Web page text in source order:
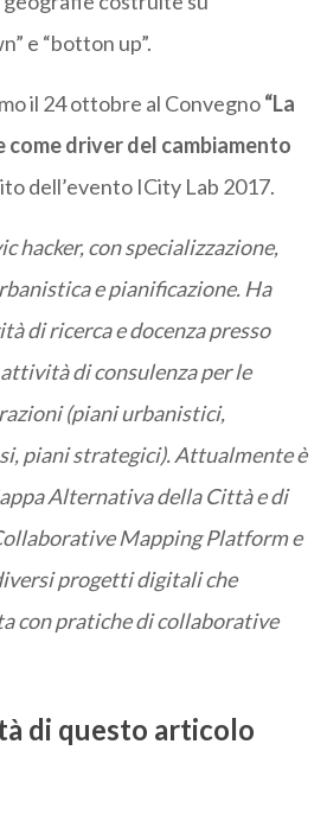
e “botton up”.
il 24 ottobre al Convegno“La
driver del cambiamento
dell’evento ICity Lab 2017.
hacker, con specializzazione,
e pianificazione. Ha
di ricerca e docenza presso
di consulenza per le
(piani urbanistici,
piani strategici). Attualmente è
Alternativa della Città e di
Mapping Platform e
progetti digitali che
con pratiche di collaborative
di questo articolo